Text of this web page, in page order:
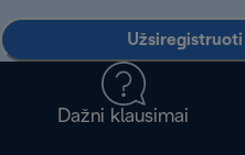
Dažni klausimai